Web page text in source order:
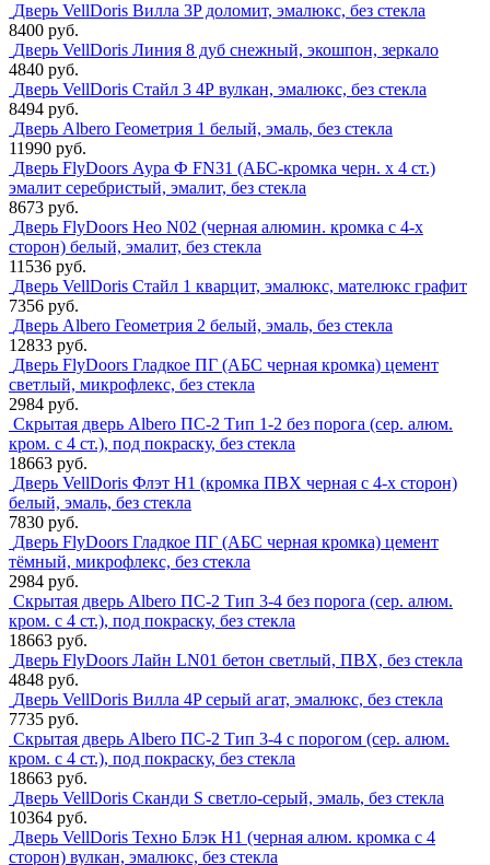
Дверь VellDoris Вилла 3P доломит, эмалюкс, без стекла
8400 руб.
Дверь VellDoris Линия 8 дуб снежный, экошпон, зеркало
4840 руб.
Дверь VellDoris Стайл 3 4Р вулкан, эмалюкс, без стекла
8494 руб.
Дверь Albero Геометрия 1 белый, эмаль, без стекла
11990 руб.
Дверь FlyDoors Аура Ф FN31 (АБС-кромка черн. х 4 ст.)
эмалит серебристый, эмалит, без стекла
8673 руб.
Дверь FlyDoors Нео N02 (черная алюмин. кромка с 4-х
сторон) белый, эмалит, без стекла
11536 руб.
Дверь VellDoris Стайл 1 кварцит, эмалюкс, мателюкс графит
7356 руб.
Дверь Albero Геометрия 2 белый, эмаль, без стекла
12833 руб.
Дверь FlyDoors Гладкое ПГ (АБС черная кромка) цемент
светлый, микрофлекс, без стекла
2984 руб.
Скрытая дверь Albero ПС-2 Тип 1-2 без порога (сер. алюм.
кром. с 4 ст.), под покраску, без стекла
18663 руб.
Дверь VellDoris Флэт H1 (кромка ПВХ черная с 4-х сторон)
белый, эмаль, без стекла
7830 руб.
Дверь FlyDoors Гладкое ПГ (АБС черная кромка) цемент
тёмный, микрофлекс, без стекла
2984 руб.
Скрытая дверь Albero ПС-2 Тип 3-4 без порога (сер. алюм.
кром. с 4 ст.), под покраску, без стекла
18663 руб.
Дверь FlyDoors Лайн LN01 бетон светлый, ПВХ, без стекла
4848 руб.
Дверь VellDoris Вилла 4P серый агат, эмалюкс, без стекла
7735 руб.
Скрытая дверь Albero ПС-2 Тип 3-4 с порогом (сер. алюм.
кром. с 4 ст.), под покраску, без стекла
18663 руб.
Дверь VellDoris Сканди S светло-серый, эмаль, без стекла
10364 руб.
Дверь VellDoris Техно Блэк H1 (черная алюм. кромка с 4
сторон) вулкан, эмалюкс, без стекла